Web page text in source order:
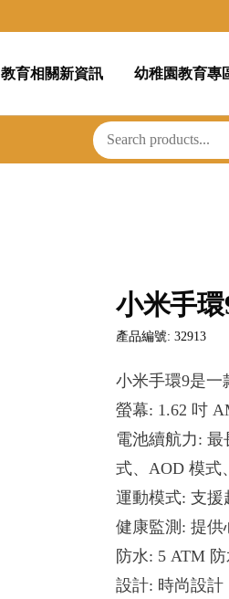
教育相關新資訊 幼稚園教育專
小米手環
產品編號: 32913
小米手環9是一
螢幕: 1.62 吋
電池續航力:
式、AOD 模式
運動模式: 支援
健康監測: 提供
防水: 5 ATM
設計: 時尚設計